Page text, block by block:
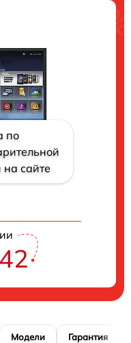
по
на сайте
Модели Гарантия